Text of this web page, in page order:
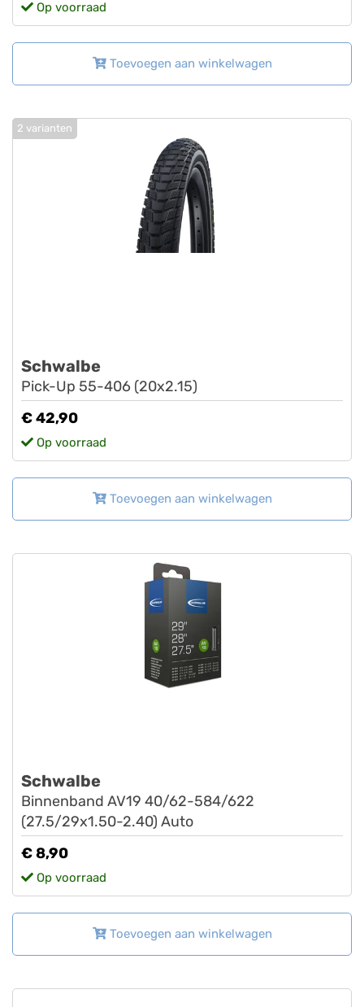
Op voorraad
Toevoegen aan winkelwagen
Schwalbe
Pick-Up 55-406 (20x2.15)
2 varianten
€ 42,90
Op voorraad
Toevoegen aan winkelwagen
Schwalbe
Binnenband AV19 40/62-584/622
(27.5/29x1.50-2.40) Auto
€ 8,90
Op voorraad
Toevoegen aan winkelwagen